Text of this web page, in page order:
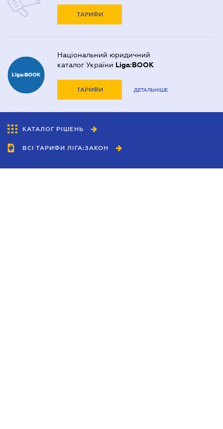
ТАРИФИ
Національний юридичний
каталог України Liga:BOOK
ТАРИФИ ДЕТАЛЬНІШЕ
КАТАЛОГ РІШЕНЬ
ВСІ ТАРИФИ ЛІГА:ЗАКОН